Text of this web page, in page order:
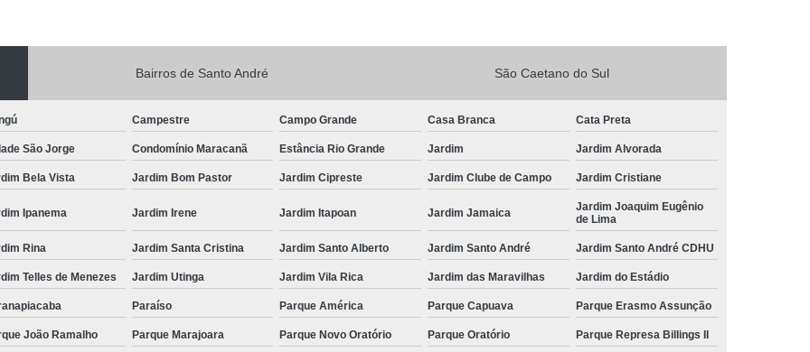
Bairros de Santo André São Caetano do Sul
Campestre Campo Grande Casa Branca Cata Preta
São Jorge Condomínio Maracanã Estância Rio Grande Jardim Jardim Alvorada
Bela Vista Jardim Bom Pastor Jardim Cipreste Jardim Clube de Campo Jardim Cristiane
Ipanema Jardim Irene Jardim Itapoan Jardim Jamaica
Jardim Joaquim Eugênio
de Lima
Rina Jardim Santa Cristina Jardim Santo Alberto Jardim Santo André Jardim Santo André CDHU
Telles de Menezes Jardim Utinga Jardim Vila Rica Jardim das Maravilhas Jardim do Estádio
Paraíso Parque América Parque Capuava Parque Erasmo Assunção
João Ramalho Parque Marajoara Parque Novo Oratório Parque Oratório Parque Represa Billings II